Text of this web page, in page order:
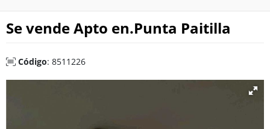
Se vende Apto en.Punta Paitilla
Código: 8511226